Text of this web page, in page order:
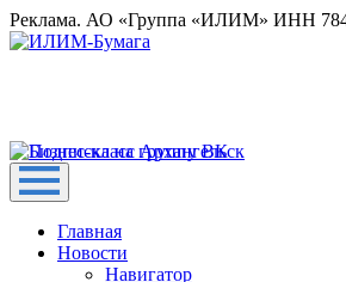
Реклама. АО «Группа «ИЛИМ» ИНН
Главная
Новости
Навигатор